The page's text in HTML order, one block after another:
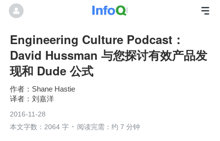
Engineering Culture Podcast：
David Hussman 与您探讨有效产品发
现和 Dude 公式
Shane Hastie
刘嘉洋
2016-11-28
本文字数：2064 字
阅读完需：约 7 分钟